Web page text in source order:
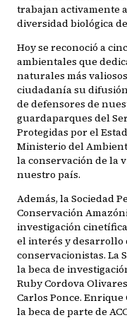
trabajan activamente
diversidad biológica
Hoy se reconoció a
ambientales que
naturales más
ciudadanía su
de defensores de
guardaparques del
Protegidas por el
Ministerio del
la conservación de la
nuestro país.
Además, la Sociedad
Conservación
investigación
el interés y desarrollo
conservacionistas. La
la beca de
Ruby Cordova
Carlos Ponce.
la beca de parte de